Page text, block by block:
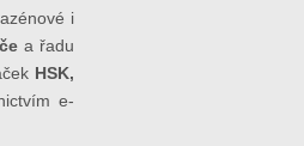
i
a řadu
HSK,
e-